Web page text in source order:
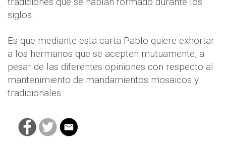
siglos.
Es que mediante esta carta Pablo quiere exhortar
a los hermanos que se acepten mutuamente, a
pesar de las diferentes opiniones con respecto al
mantenimiento de mandamientos mosaicos y
tradicionales.